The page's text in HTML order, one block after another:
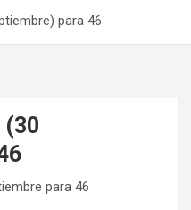
para 46
(30
para 46